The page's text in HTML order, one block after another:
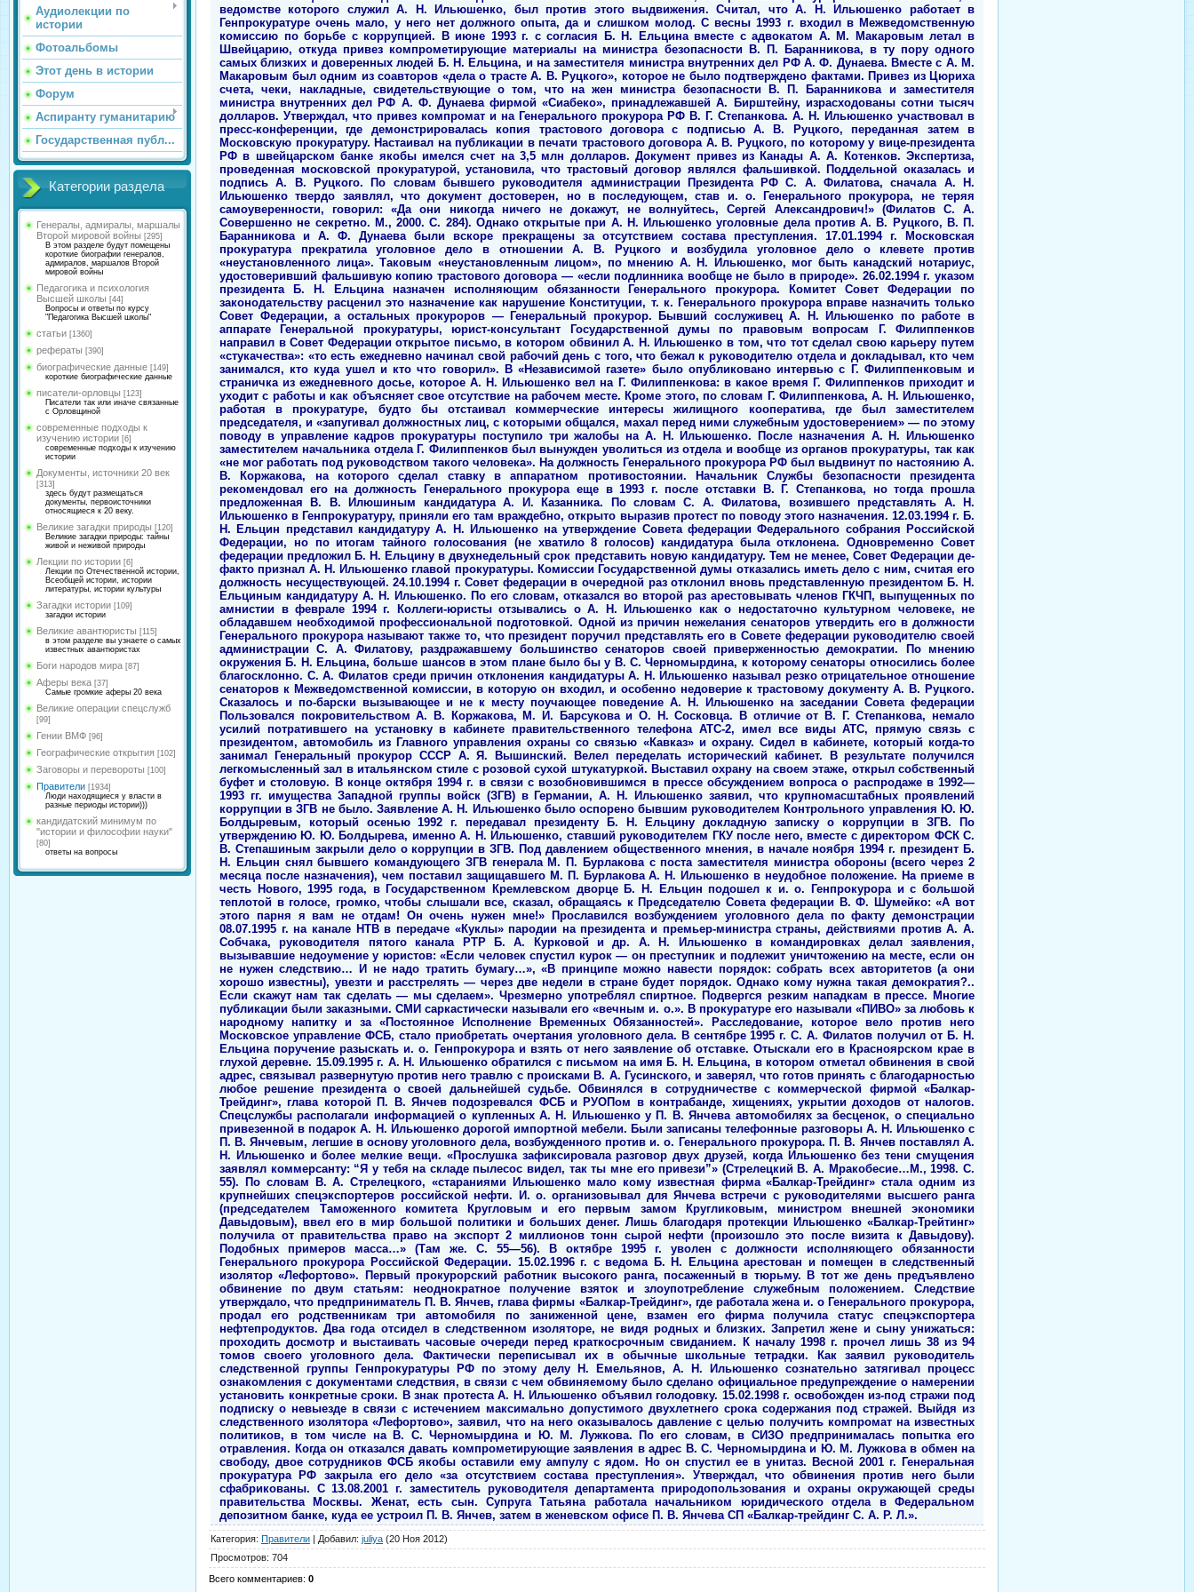
Аудиолекции по
истории
Фотоальбомы
Этот день в истории
Форум
Аспиранту гуманитарию
Государственная публ...
Категории раздела
Генералы, адмиралы, маршалы
Второй мировой войны [295]
В этом разделе будут помещены
короткие биографии генералов,
адмиралов, маршалов Второй
мировой войны
Педагогика и психология
Высшей школы [44]
Вопросы и ответы по курсу
"Педагогика Высшей школы"
статьи [1360]
рефераты [390]
биографические данные [149]
короткие биографические данные
писатели-орловцы [123]
Писатели так или иначе связанные
с Орловщиной
современные подходы к
изучению истории [6]
современные подходы к изучению
истории
Документы, источники 20 век
[313]
здесь будут размещаться
документы, первоисточники
относящиеся к 20 веку.
Великие загадки природы [120]
Великие загадки природы: тайны
живой и неживой природы
Лекции по истории [6]
Лекции по Отечественной истории,
Всеобщей истории, истории
литературы, истории культуры
Загадки истории [109]
загадки истории
Великие авантюристы [115]
в этом разделе вы узнаете о самых
известных авантюристах
Боги народов мира [87]
Аферы века [37]
Самые громкие аферы 20 века
Великие операции спецслужб
[99]
Гении ВМФ [96]
Географические открытия [102]
Заговоры и перевороты [100]
Правители [1934]
Люди находящиеся у власти в
разные периоды истории)))
кандидатский минимум по
"истории и философии науки"
[80]
ответы на вопросы
Категория: Правители | Добавил: juliya (20 Ноя 2012)
Просмотров: 704
Всего комментариев: 0